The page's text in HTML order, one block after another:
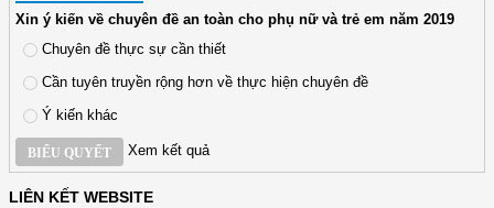
Xin ý kiến về chuyên đề an toàn cho phụ nữ và trẻ em năm 2019
Chuyên đề thực sự cần thiết
Cần tuyên truyền rộng hơn về thực hiện chuyên đề
Ý kiến khác
BIỂU QUYẾT Xem kết quả
LIÊN KẾT WEBSITE